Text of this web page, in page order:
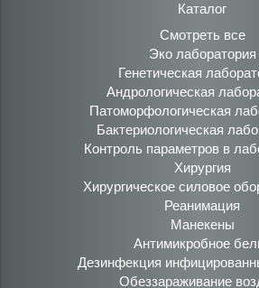
Каталог
Смотреть все
Эко лаборатория
Генетическая
Андрологическая
Патоморфологическая
Бактериологическая
Контроль параметров в
Хирургия
Хирургическое силовое
Реанимация
Манекены
Антимикробное
Дезинфекция
Обеззараживание